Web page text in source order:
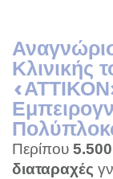
Περίπου 5.500
διαταραχές